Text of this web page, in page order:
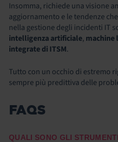
Insomma, richiede una visione
aggiornamento e le tendenze
nella gestione degli incidenti IT
intelligenza artificiale, machine
integrate di ITSM.
Tutto con un occhio di estremo
sempre più predittiva delle
FAQS
QUALI SONO GLI